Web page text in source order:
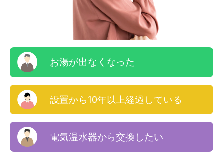
お湯が出なくなった
設置から10年以上経過している
電気温水器から交換したい